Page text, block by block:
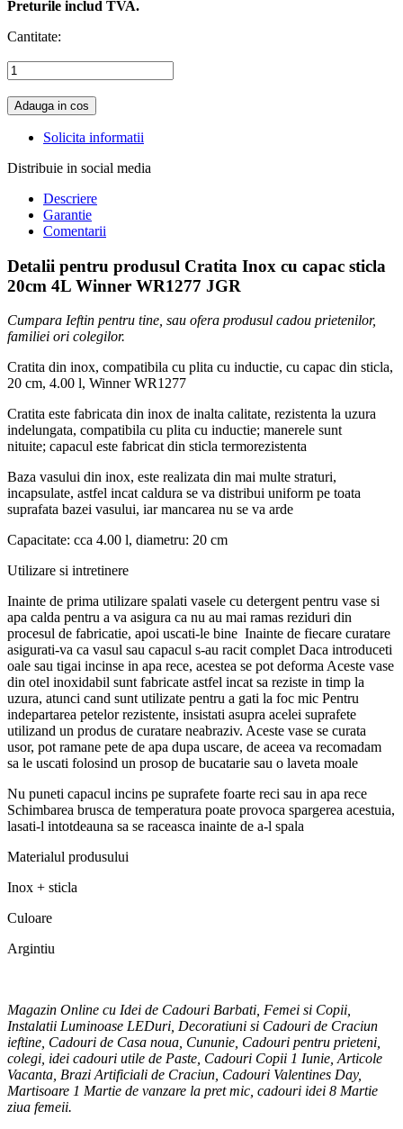
Preturile includ TVA.
Cantitate:
Adauga in cos
Solicita informatii
Distribuie in social media
Descriere
Garantie
Comentarii
Detalii pentru produsul Cratita Inox cu capac sticla
20cm 4L Winner WR1277 JGR
Cumpara Ieftin pentru tine, sau ofera produsul cadou prietenilor,
familiei ori colegilor.
Cratita din inox, compatibila cu plita cu inductie, cu capac din sticla,
20 cm, 4.00 l, Winner WR1277
Cratita este fabricata din inox de inalta calitate, rezistenta la uzura
indelungata, compatibila cu plita cu inductie; manerele sunt
nituite; capacul este fabricat din sticla termorezistenta
Baza vasului din inox, este realizata din mai multe straturi,
incapsulate, astfel incat caldura se va distribui uniform pe toata
suprafata bazei vasului, iar mancarea nu se va arde
Capacitate: cca 4.00 l, diametru: 20 cm
Utilizare si intretinere
Inainte de prima utilizare spalati vasele cu detergent pentru vase si
apa calda pentru a va asigura ca nu au mai ramas reziduri din
procesul de fabricatie, apoi uscati-le bine Inainte de fiecare curatare
asigurati-va ca vasul sau capacul s-au racit complet Daca introduceti
oale sau tigai incinse in apa rece, acestea se pot deforma Aceste vase
din otel inoxidabil sunt fabricate astfel incat sa reziste in timp la
uzura, atunci cand sunt utilizate pentru a gati la foc mic Pentru
indepartarea petelor rezistente, insistati asupra acelei suprafete
utilizand un produs de curatare neabraziv. Aceste vase se curata
usor, pot ramane pete de apa dupa uscare, de aceea va recomadam
sa le uscati folosind un prosop de bucatarie sau o laveta moale
Nu puneti capacul incins pe suprafete foarte reci sau in apa rece
Schimbarea brusca de temperatura poate provoca spargerea acestuia,
lasati-l intotdeauna sa se raceasca inainte de a-l spala
Materialul produsului
Inox + sticla
Culoare
Argintiu
Magazin Online cu Idei de Cadouri Barbati, Femei si Copii,
Instalatii Luminoase LEDuri, Decoratiuni si Cadouri de Craciun
ieftine, Cadouri de Casa noua, Cununie, Cadouri pentru prieteni,
colegi, idei cadouri utile de Paste, Cadouri Copii 1 Iunie, Articole
Vacanta, Brazi Artificiali de Craciun, Cadouri Valentines Day,
Martisoare 1 Martie de vanzare la pret mic, cadouri idei 8 Martie
ziua femeii.